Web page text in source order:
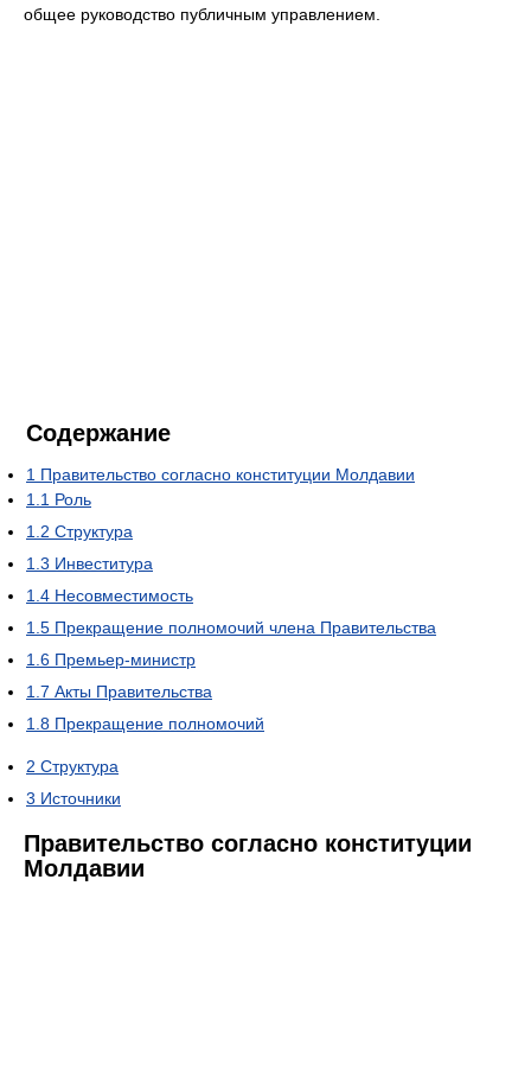
общее руководство публичным управлением.
Содержание
1 Правительство согласно конституции Молдавии
1.1 Роль
1.2 Структура
1.3 Инвеститура
1.4 Несовместимость
1.5 Прекращение полномочий члена Правительства
1.6 Премьер-министр
1.7 Акты Правительства
1.8 Прекращение полномочий
2 Структура
3 Источники
Правительство согласно конституции
Молдавии